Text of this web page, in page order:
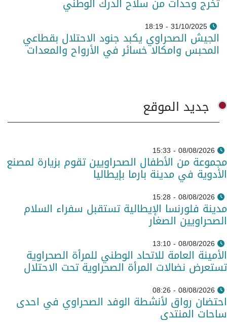
31/10/2025 - 18:19
الجيش الصحراوي يكبد جنود الاحتلال بقطاعي
المحبس وامكالا خسائر في الأرواح والمعدات
جديد الموقع
08/08/2026 - 15:33
مجموعة من الأطفال الصحراويين تقوم بزيارة لمصنع
الأدوية في مدينة بارما بإيطاليا
08/08/2026 - 15:28
مدينة فلورنسا الإيطالية تستقبل سفراء السلام
الصحراويين الصغار
08/08/2026 - 13:10
الأمينة العامة للاتحاد الوطني للمرأة الصحراوية
تستعرض نضالات المرأة الصحراوية تحت الاحتلال
08/08/2026 - 08:26
احتضان رواق لأنشطة الوفد الصحراوي في احدى
ساحات المنتدى